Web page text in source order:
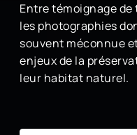
Entre témoignage
les photographies
souvent méconnue
enjeux de la
leur habitat naturel.